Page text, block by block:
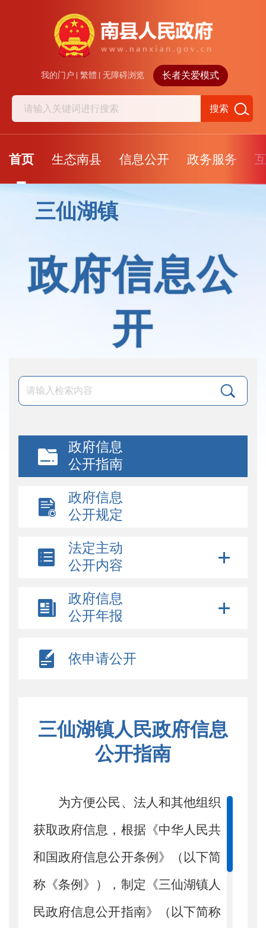
我的门户 繁體 无障碍浏览 长者关爱模式
搜索
首页 生态南县 信息公开 政务服务
三仙湖镇
政府信息公
开
政府信息
公开指南
政府信息
公开规定
法定主动
公开内容
政府信息
公开年报
依申请公开
三仙湖镇人民政府信息
公开指南
为方便公民、法人和其他组织
获取政府信息，根据《中华人民共
和国政府信息公开条例》（以下简
称《条例》），制定《三仙湖镇人
民政府信息公开指南》（以下简称